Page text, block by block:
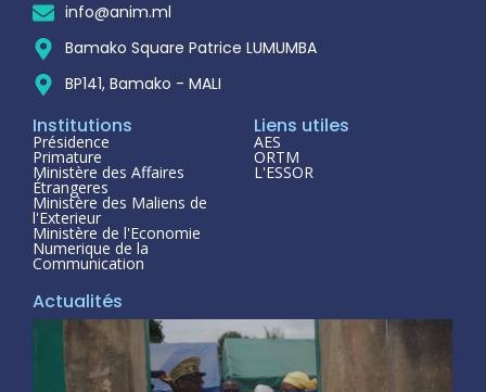
info@anim.ml
Bamako Square Patrice LUMUMBA
BP141, Bamako - MALI
Institutions
Présidence
Primature
Ministère des Affaires
Étrangeres
Ministère des Maliens de
l'Exterieur
Ministère de l'Economie
Numerique de la
Communication
Liens utiles
AES
ORTM
L'ESSOR
Actualités